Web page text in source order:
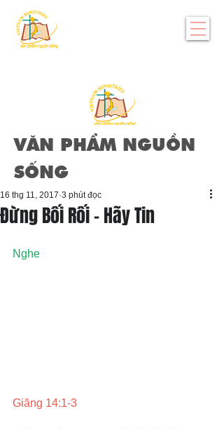
VĂN PHẨM NGUỒN
SỐNG
Đừng Bối Rối - Hãy Tin
16 thg 11, 2017 3 phút đọc
Nghe
Giăng 14:1-3